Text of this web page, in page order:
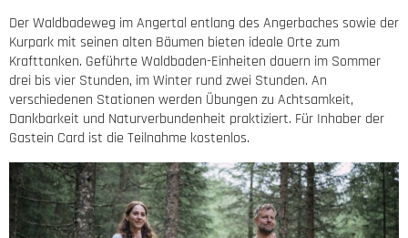
Der Waldbadeweg im Angertal entlang des Angerbaches sowie der
Kurpark mit seinen alten Bäumen bieten ideale Orte zum
Krafttanken. Geführte Waldbaden-Einheiten dauern im Sommer
drei bis vier Stunden, im Winter rund zwei Stunden. An
verschiedenen Stationen werden Übungen zu Achtsamkeit,
Dankbarkeit und Naturverbundenheit praktiziert. Für Inhaber der
Gastein Card ist die Teilnahme kostenlos.